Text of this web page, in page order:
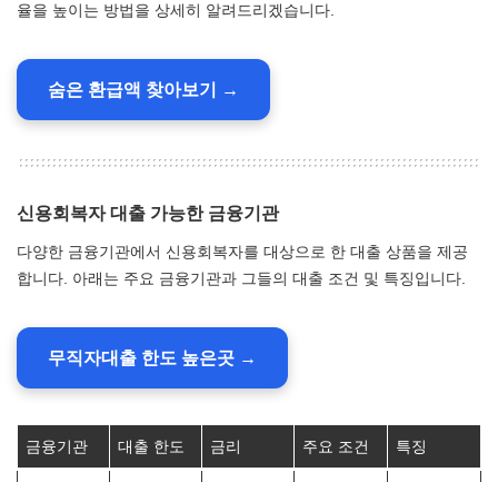
율을 높이는 방법을 상세히 알려드리겠습니다.
숨은 환급액 찾아보기 →
신용회복자 대출 가능한 금융기관
다양한 금융기관에서 신용회복자를 대상으로 한 대출 상품을 제공
합니다. 아래는 주요 금융기관과 그들의 대출 조건 및 특징입니다.
무직자대출 한도 높은곳 →
금융기관 대출 한도 금리 주요 조건 특징